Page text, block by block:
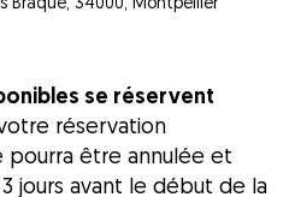
se réservent
réservation
pourra être annulée et
jours avant le début de la